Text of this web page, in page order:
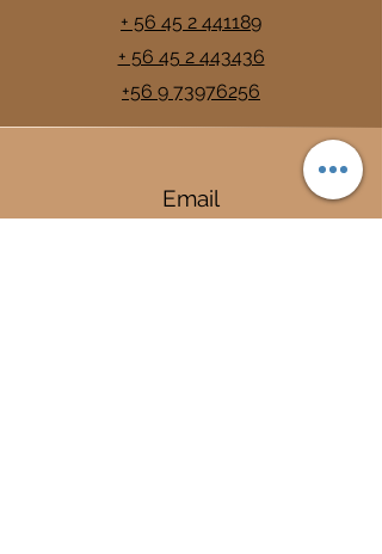
+ 56 45 2 441189
+ 56 45 2 443436
+56 9 73976256
Email